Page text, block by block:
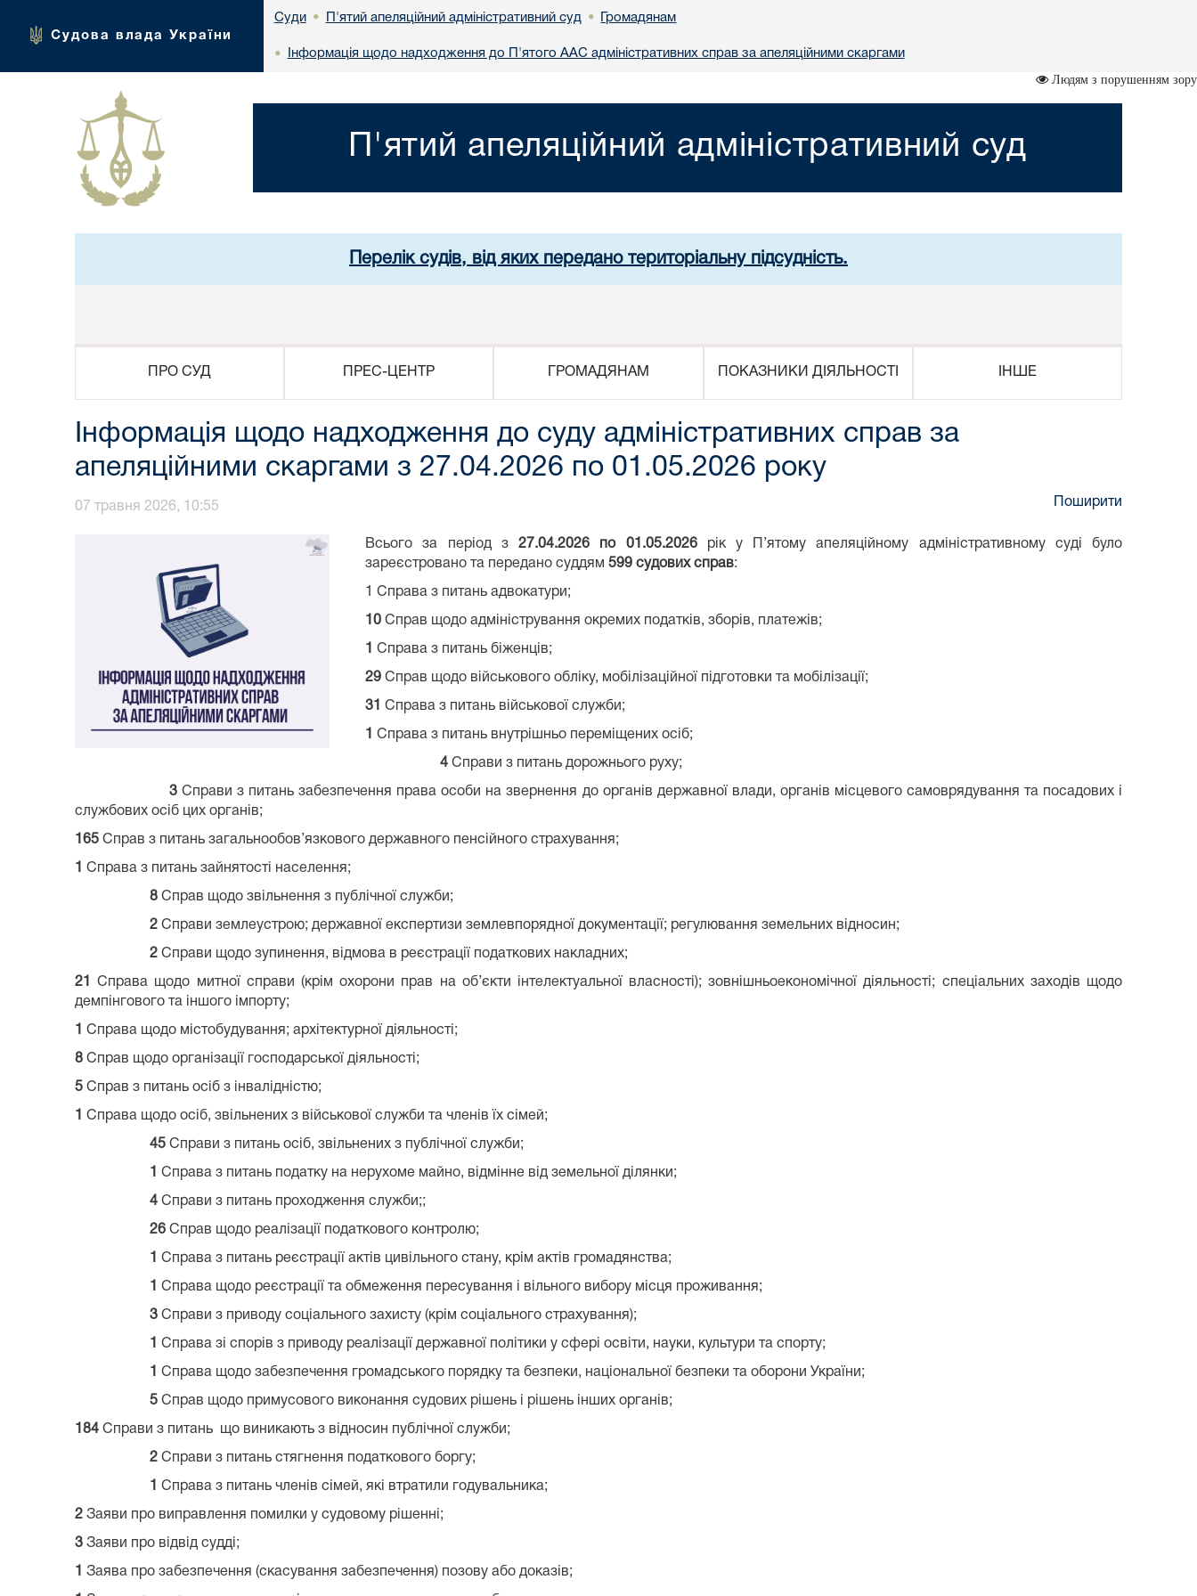
Судова влада України
Суди • П'ятий апеляційний адміністративний суд • Громадянам
• Інформація щодо надходження до П'ятого ААС адміністративних справ за апеляційними скаргами
Людям з порушенням зору
П'ятий апеляційний адміністративний суд
Перелік судів, від яких передано територіальну підсудність.
ПРО СУД ПРЕС-ЦЕНТР ГРОМАДЯНАМ ПОКАЗНИКИ ДІЯЛЬНОСТІ ІНШЕ
Інформація щодо надходження до суду адміністративних справ за
апеляційними скаргами з 27.04.2026 по 01.05.2026 року
07 травня 2026, 10:55 Поширити
Всього за період з27.04.2026 по 01 .05.2026 рік у П’ятому апеляційному адміністративному суді було
зареєстровано та передано суддям599 судових справ:
1 Cправа з питань адвокатури;
10 Справ щодо адміністрування окремих податків, зборів, платежів;
1 Справа з питань біженців;
29 Справ щодо військового обліку, мобілізаційної підготовки та мобілізації;
31 Справа з питань військової служби;
1 Справа з питань внутрішньо переміщених осіб;
4 Справи з питань дорожнього руху;
3 Справи з питань забезпечення права особи на звернення до органів державної влади, органів місцевого самоврядування та посадових і
службових осіб цих органів;
165 Справ з питань загальнообов’язкового державного пенсійного страхування;
1 Справа з питань зайнятості населення;
8 Справ щодо звільнення з публічної служби;
2 Справи землеустрою; державної експертизи землевпорядної документації; регулювання земельних відносин;
2 Справи щодо зупинення, відмова в реєстрації податкових накладних;
21
Справа щодо митної справи (крім охорони прав на об’єкти інтелектуальної власності); зовнішньоекономічної діяльності; спеціальних заходів щодо
демпінгового та іншого імпорту;
1 Справа щодо містобудування; архітектурної діяльності;
8 Справ щодо організації господарської діяльності;
5 Справ з питань осіб з інвалідністю;
1 Справа щодо осіб, звільнених з військової служби та членів їх сімей;
45 Справи з питань осіб, звільнених з публічної служби;
1 Справа з питань податку на нерухоме майно, відмінне від земельної ділянки;
4 Справи з питань проходження служби;;
26 Справ щодо реалізації податкового контролю;
1 Справа з питань реєстрації актів цивільного стану, крім актів громадянства;
1 Справа щодо реєстрації та обмеження пересування і вільного вибору місця проживання;
3 Справи з приводу соціального захисту (крім соціального страхування);
1 Справа зі спорів з приводу реалізації державної політики у сфері освіти, науки, культури та спорту;
1 Справа щодо забезпечення громадського порядку та безпеки, національної безпеки та оборони України;
5 Справ щодо примусового виконання судових рішень і рішень інших органів;
184 Справи з питань що виникають з відносин публічної служби;
2 Справи з питань стягнення податкового боргу;
1 Справа з питань членів сімей, які втратили годувальника;
2 Заяви про виправлення помилки у судовому рішенні;
3 Заяви про відвід судді;
1 Заява про забезпечення (скасування забезпечення) позову або доказів;